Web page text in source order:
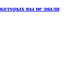
вы не знали